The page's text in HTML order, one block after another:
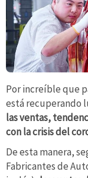
Por increíble que
está recuperando
las ventas,
con la crisis del
De esta manera,
Fabricantes de